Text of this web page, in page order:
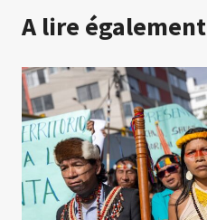
A lire également